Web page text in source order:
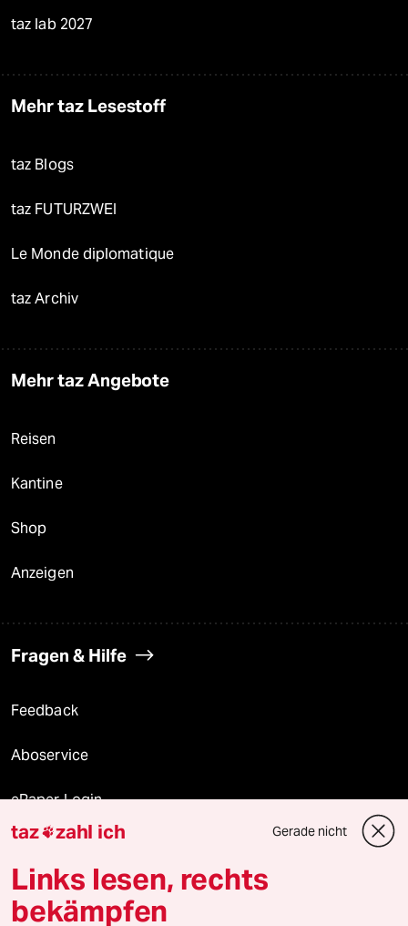
taz lab 2027
Mehr taz Lesestoff
taz Blogs
taz FUTURZWEI
Le Monde diplomatique
taz Archiv
Mehr taz Angebote
Reisen
Kantine
Shop
Anzeigen
Fragen & Hilfe
Feedback
Aboservice
ePaper Login
Downloads für Abonnierende
taz zahl ich Gerade nicht
Links lesen, rechts
bekämpfen